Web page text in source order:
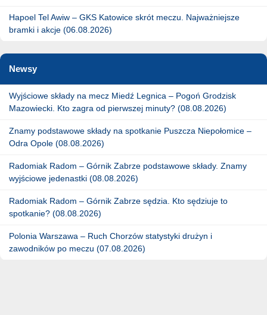
Hapoel Tel Awiw – GKS Katowice skrót meczu. Najważniejsze
bramki i akcje (06.08.2026)
Newsy
Wyjściowe składy na mecz Miedź Legnica – Pogoń Grodzisk
Mazowiecki. Kto zagra od pierwszej minuty? (08.08.2026)
Znamy podstawowe składy na spotkanie Puszcza Niepołomice –
Odra Opole (08.08.2026)
Radomiak Radom – Górnik Zabrze podstawowe składy. Znamy
wyjściowe jedenastki (08.08.2026)
Radomiak Radom – Górnik Zabrze sędzia. Kto sędziuje to
spotkanie? (08.08.2026)
Polonia Warszawa – Ruch Chorzów statystyki drużyn i
zawodników po meczu (07.08.2026)